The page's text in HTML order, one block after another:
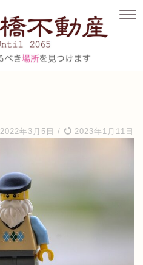
2022年3月5日 / 2023年1月11日